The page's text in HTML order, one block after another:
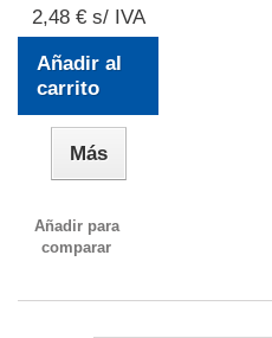
2,48 € s/ IVA
Añadir al
carrito
Más
Añadir para
comparar